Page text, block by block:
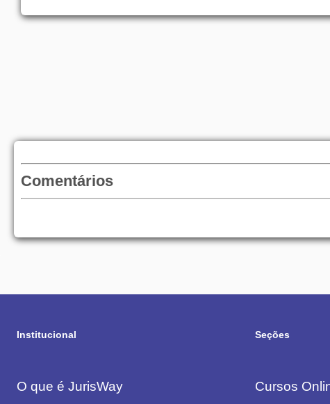
Comentários
Institucional
O que é JurisWay
Seções
Cursos